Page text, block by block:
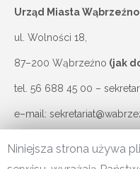
Urząd Miasta Wąbrzeźno
ul. Wolności 18,
87–200 Wąbrzeźno (jak
tel. 56 688 45 00 –
e–mail:
Niniejsza strona używa